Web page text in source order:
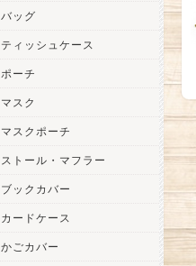
バッグ
ティッシュケース
ポーチ
マスク
マスクポーチ
ストール・マフラー
ブックカバー
カードケース
かごカバー